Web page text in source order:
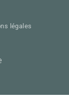
légales